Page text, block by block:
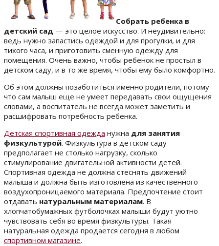
Собрать ребенка в
детский сад — это целое искусство. И неудивительно:
ведь нужно запастись одеждой и для прогулки, и для
тихого часа, и приготовить сменную одежду для
помещения. Очень важно, чтобы ребенок не простыл в
детском саду, и в то же время, чтобы ему было комфортно.
Об этом должны позаботиться именно родители, потому
что сам малыш еще не умеет передавать свои ощущения
словами, а воспитатель не всегда может заметить и
расшифровать потребность ребенка.
Детская спортивная одежда нужна для занятия
физкультурой. Физкультура в детском саду
предполагает не столько нагрузку, сколько
стимулирование двигательной активности детей.
Спортивная одежда не должна стеснять движений
малыша и должна быть изготовлена из качественного
воздухопроницаемого материала. Предпочтение стоит
отдавать натуральным материалам. В
хлопчатобумажных футболочках малыши будут уютно
чувствовать себя во время физкультуры. Такая
натуральная одежда продается сегодня в любом
спортивном магазине.